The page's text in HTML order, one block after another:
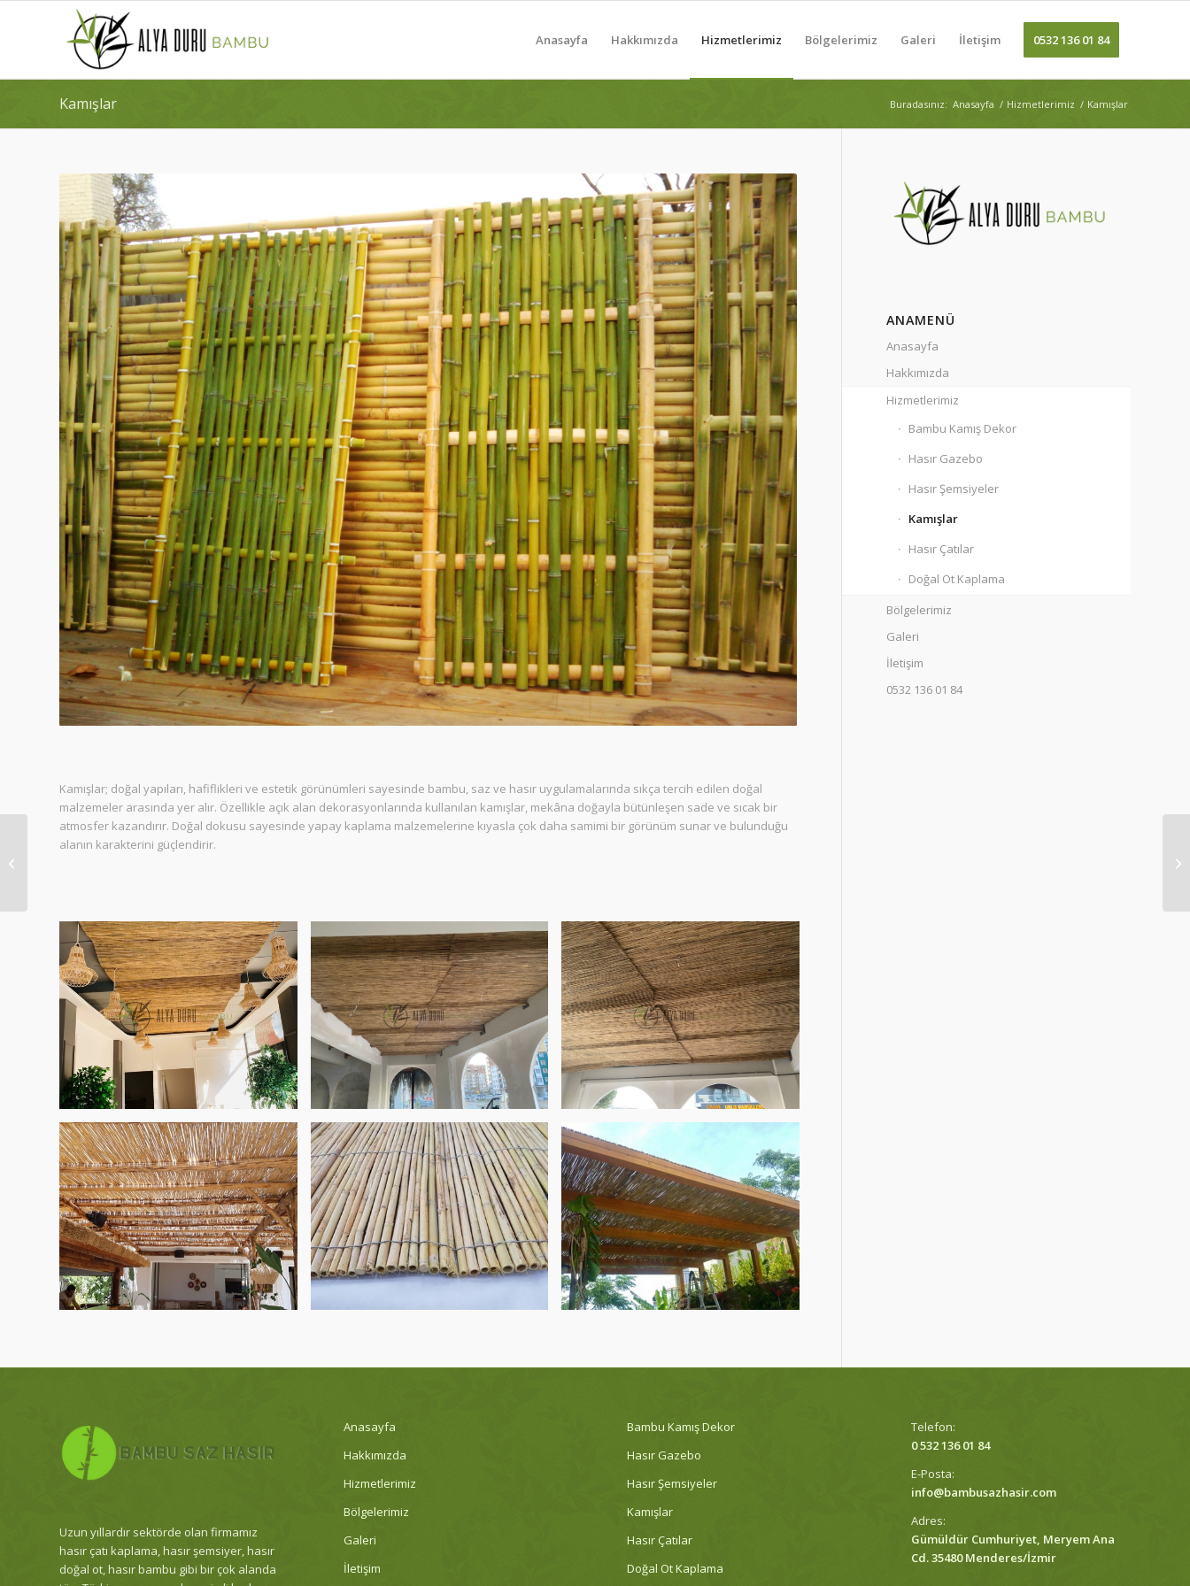
Anasayfa Hakkımızda Hizmetlerimiz Bölgelerimiz Galeri İletişim 0532 136 01 84
Kamışlar Buradasınız: Anasayfa / Hizmetlerimiz / Kamışlar
Kamışlar; doğal yapıları, hafiflikleri ve estetik görünümleri sayesinde bambu, saz ve hasır uygulamalarında sıkça tercih edilen doğal
malzemeler arasında yer alır. Özellikle açık alan dekorasyonlarında kullanılan kamışlar, mekâna doğayla bütünleşen sade ve sıcak bir
atmosfer kazandırır. Doğal dokusu sayesinde yapay kaplama malzemelerine kıyasla çok daha samimi bir görünüm sunar ve bulunduğu
alanın karakterini güçlendirir.
ANAMENÜ
Anasayfa
Hakkımızda
Hizmetlerimiz
Bambu Kamış Dekor
Hasır Gazebo
Hasır Şemsiyeler
Kamışlar
Hasır Çatılar
Doğal Ot Kaplama
Bölgelerimiz
Galeri
İletişim
0532 136 01 84
Uzun yıllardır sektörde olan firmamız
hasır çatı kaplama, hasır şemsiyer, hasır
doğal ot, hasır bambu gibi bir çok alanda
Anasayfa
Hakkımızda
Hizmetlerimiz
Bölgelerimiz
Galeri
İletişim
Bambu Kamış Dekor
Hasır Gazebo
Hasır Şemsiyeler
Kamışlar
Hasır Çatılar
Doğal Ot Kaplama
Telefon:
0 532 136 01 84
E-Posta:
info@bambusazhasir.com
Adres:
Gümüldür Cumhuriyet, Meryem Ana
Cd. 35480 Menderes/İzmir